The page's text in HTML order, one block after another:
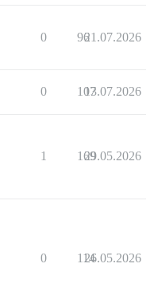
0 9621.07.2026
0 107
13.07.2026
1 169
29.05.2026
0 114
26.05.2026